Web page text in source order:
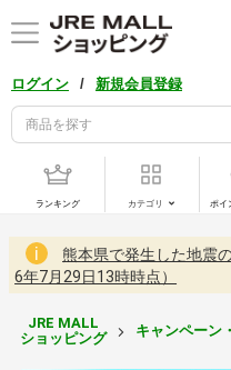
ログイン / 新規会員登録
ランキング カテゴリ ポイ
熊本県で発生した地震
6年7月29日13時時点）
JRE MALL
ショッピング
キャンペーン